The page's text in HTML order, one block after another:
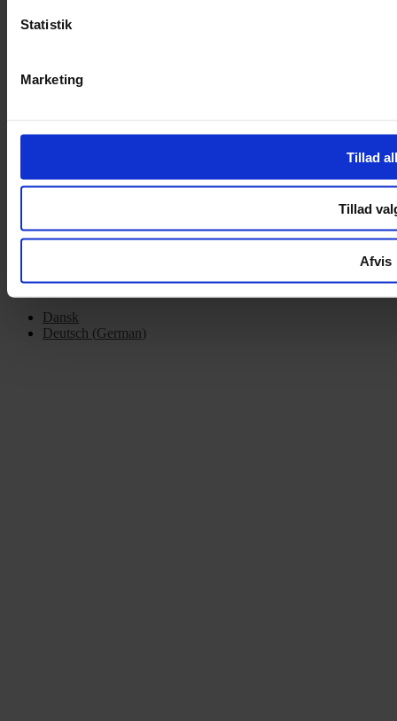
Statistik
Marketing
Tillad
Tillad
Afvis
Om Yarn Every Wear
Mandag – Fredag 10:00 – 17:30
Copyright © 2022.
Dansk
Deutsch (German)